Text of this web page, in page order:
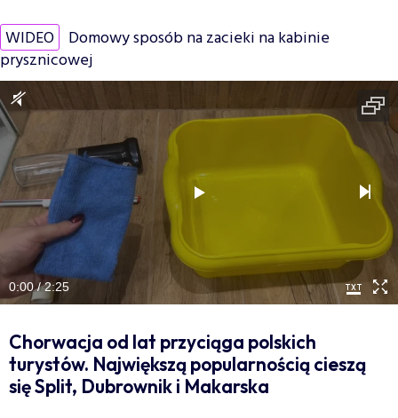
WIDEO Domowy sposób na zacieki na kabinie
prysznicowej
0:00 / 2:25
Chorwacja od lat przyciąga polskich
turystów. Największą popularnością cieszą
się Split, Dubrownik i Makarska